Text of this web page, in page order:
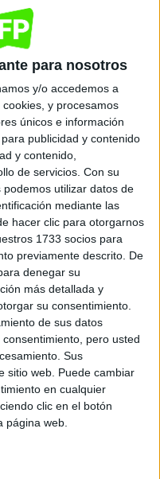
para nosotros
y/o accedemos a
y procesamos
únicos e información
publicidad y contenido
y contenido,
de servicios. Con su
utilizar datos de
mediante las
hacer clic para otorgarnos
1733 socios para
previamente descrito. De
denegar su
más detallada y
su consentimiento.
de sus datos
pero usted
Sus
sitio web. Puede cambiar
en cualquier
clic en el botón
página web.
Leaflet | OSM Mapnik
Estas son las